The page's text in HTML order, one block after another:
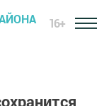
16+